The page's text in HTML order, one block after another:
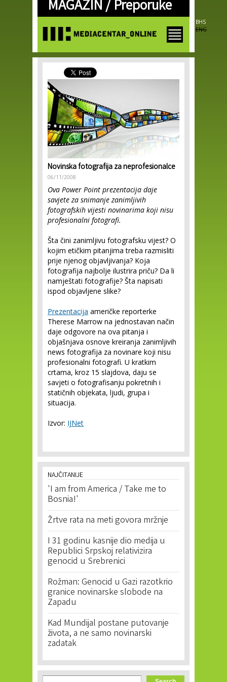
Skip to
main
MAGAZIN /Preporuke
BHS
ENG
Novinska fotografija za neprofesionalce
06/11/2008
Ova Power Point prezentacija daje
savjete za snimanje zanimljivih
fotografskih vijesti novinarima koji nisu
profesionalni fotografi.
Šta čini zanimljivu fotografsku vijest? O
kojim etičkim pitanjima treba razmisliti
prije njenog objavljivanja? Koja
fotografija najbolje ilustrira priču? Da li
namještati fotografije? Šta napisati
ispod objavljene slike?
Prezentacija američke reporterke
Therese Marrow na jednostavan način
daje odgovore na ova pitanja i
objašnjava osnove kreiranja zanimljivih
news fotografija za novinare koji nisu
profesionalni fotografi. U kratkim
crtama, kroz 15 slajdova, daju se
savjeti o fotografisanju pokretnih i
statičnih objekata, ljudi, grupa i
situacija.
Izvor: IJNet
NAJČITANIJE
'I am from America / Take me to
Bosnia!'
Žrtve rata na meti govora mržnje
I 31 godinu kasnije dio medija u
Republici Srpskoj relativizira
genocid u Srebrenici
Rožman: Genocid u Gazi razotkrio
granice novinarske slobode na
Zapadu
Kad Mundijal postane putovanje
života, a ne samo novinarski
zadatak
Search